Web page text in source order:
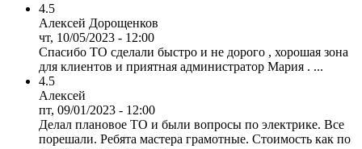
4.5
Алексей Дорощенков
чт, 10/05/2023 - 12:00
Спасибо ТО сделали быстро и не дорого , хорошая зона
для клиентов и приятная администратор Мария . ...
4.5
Алексей
пт, 09/01/2023 - 12:00
Делал плановое ТО и были вопросы по электрике. Все
порешали. Ребята мастера грамотные. Стоимость как по